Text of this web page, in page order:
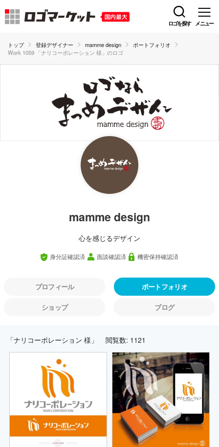
ロゴを探す メニュー
トップ 登録デザイナー mamme design
ポートフォリオ
Work 1059 「ナリコーポレーション 様」のロゴ
mamme design
心を感じるデザイン
身分証確認済 面談確認済 機密保持確認済
プロフィール ポートフォリオ
ショップ ブログ
「ナリコーポレーション 様」 閲覧数: 1121